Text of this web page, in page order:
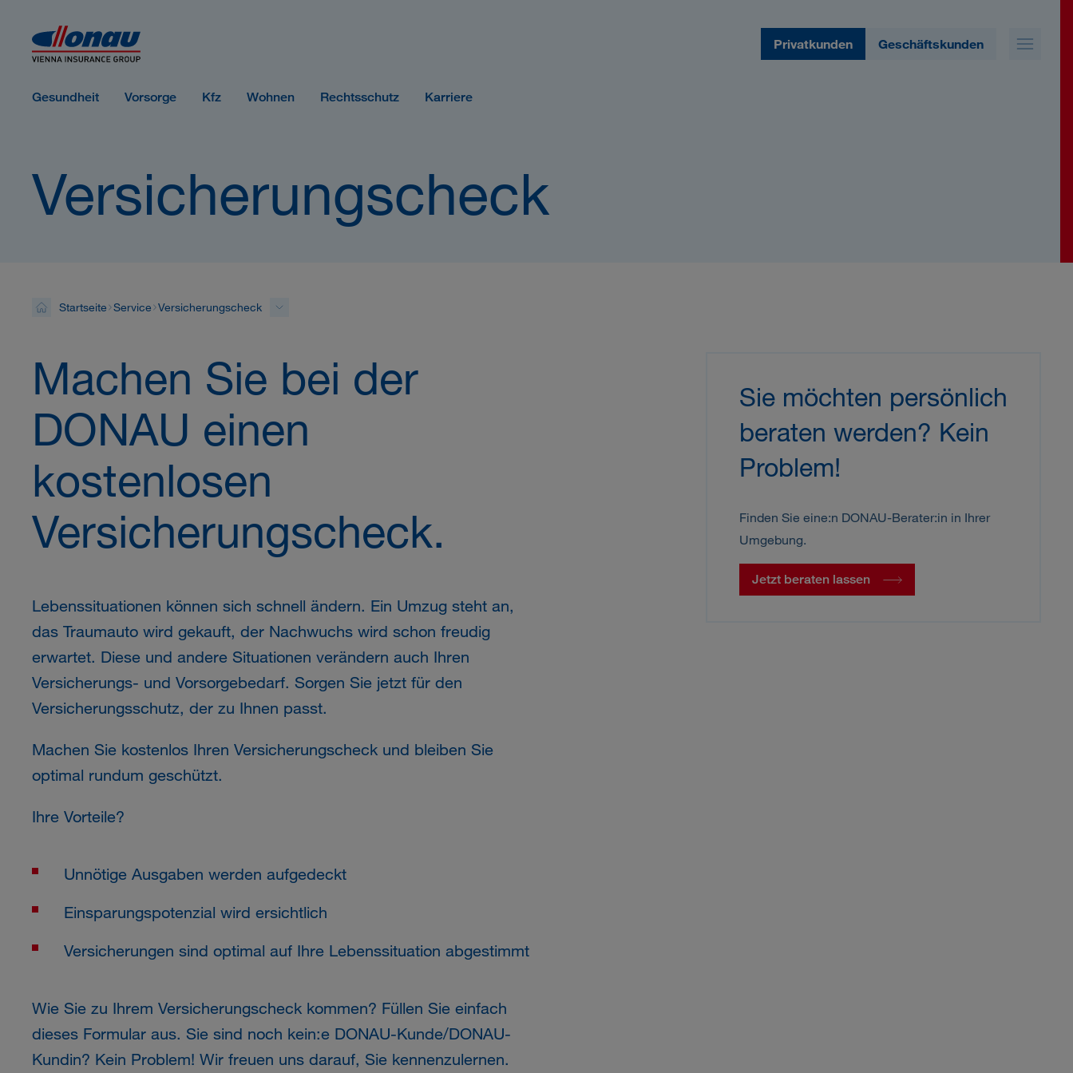
Privatkunden Geschäftskunden
Gesundheit Vorsorge Kfz Wohnen Rechtsschutz Karriere
Versicherungscheck
Startseite Service Versicherungscheck
Machen Sie bei der
DONAU einen
kostenlosen
Versicherungscheck.
Lebenssituationen können sich schnell ändern. Ein Umzug steht an,
das Traumauto wird gekauft, der Nachwuchs wird schon freudig
erwartet. Diese und andere Situationen verändern auch Ihren
Versicherungs- und Vorsorgebedarf. Sorgen Sie jetzt für den
Versicherungsschutz, der zu Ihnen passt.
Machen Sie kostenlos Ihren Versicherungscheck und bleiben Sie
optimal rundum geschützt.
Ihre Vorteile?
Unnötige Ausgaben werden aufgedeckt
Einsparungspotenzial wird ersichtlich
Versicherungen sind optimal auf Ihre Lebenssituation abgestimmt
Wie Sie zu Ihrem Versicherungscheck kommen? Füllen Sie einfach
dieses Formular aus. Sie sind noch kein:e DONAU-Kunde/DONAU-
Kundin? Kein Problem! Wir freuen uns darauf, Sie kennenzulernen.
Sie möchten persönlich
beraten werden? Kein
Problem!
Finden Sie eine:n DONAU-Berater:in in Ihrer
Umgebung.
Jetzt beraten lassen